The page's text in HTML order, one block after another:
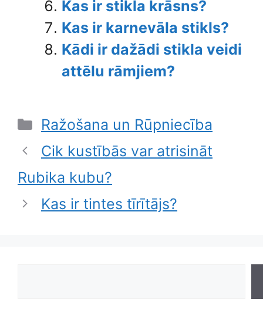
Kas ir stikla krāsns?
Kas ir karnevāla stikls?
Kādi ir dažādi stikla veidi
attēlu rāmjiem?
Categories
Ražošana un Rūpniecība
Cik kustībās var atrisināt
Rubika kubu?
Kas ir tintes tīrītājs?